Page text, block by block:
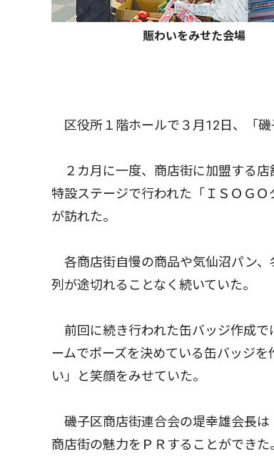
賑わいをみせた会場
区役所１階ホールで３月12日、「磯
２カ月に一度、商店街に加盟する店
特設ステージで行われた「ＩＳＯＧ
が訪れた。
各商店街自慢の商品や気仙沼パン、
列が途切れることなく続いていた。
前回に続き行われた缶バッジ作成で
ームでポーズを決めている缶バッジ
い」と笑顔をみせていた。
磯子区商店街連合会の堤幸雄会長は
商店街の魅力をＰＲすることができ